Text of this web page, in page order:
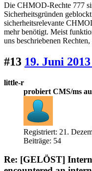
Die CHMOD-Rechte 777
Sicherheitsgründen
sicherheitsrelevante
mehr benötigt. Meist
uns beschriebenen
#13 19. Juni
little-r
probiert CMS/ms
Registriert: 21.
Beiträge: 54
Re: [GELÖST]